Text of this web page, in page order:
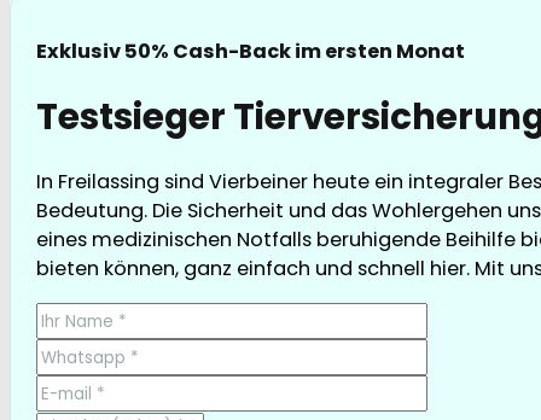
Exklusiv 50% Cash-Back im ersten Monat
Testsieger
In Freilassing sind Vierbeiner heute ein integraler
Bedeutung. Die Sicherheit und das Wohlergehen
eines medizinischen Notfalls beruhigende Beihilfe
bieten können, ganz einfach und schnell hier. Mit